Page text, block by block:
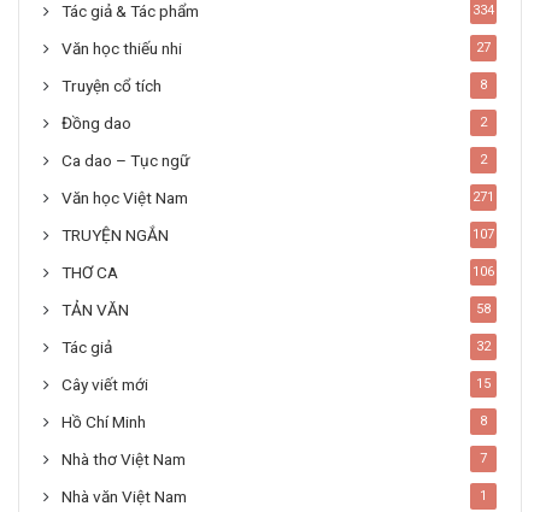
Tác giả & Tác phẩm 334
Văn học thiếu nhi 27
Truyện cổ tích 8
Đồng dao 2
Ca dao – Tục ngữ 2
Văn học Việt Nam 271
TRUYỆN NGẮN 107
THƠ CA 106
TẢN VĂN 58
Tác giả 32
Cây viết mới 15
Hồ Chí Minh 8
Nhà thơ Việt Nam 7
Nhà văn Việt Nam 1